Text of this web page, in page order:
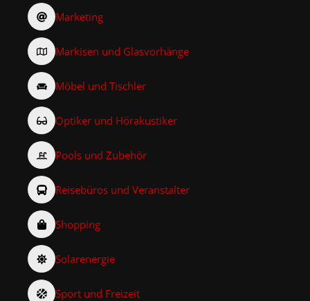
Marketing
Markisen und Glasvorhänge
Möbel und Tischler
Optiker und Hörakustiker
Pools und Zubehör
Reisebüros und Veranstalter
Shopping
Solarenergie
Sport und Freizeit